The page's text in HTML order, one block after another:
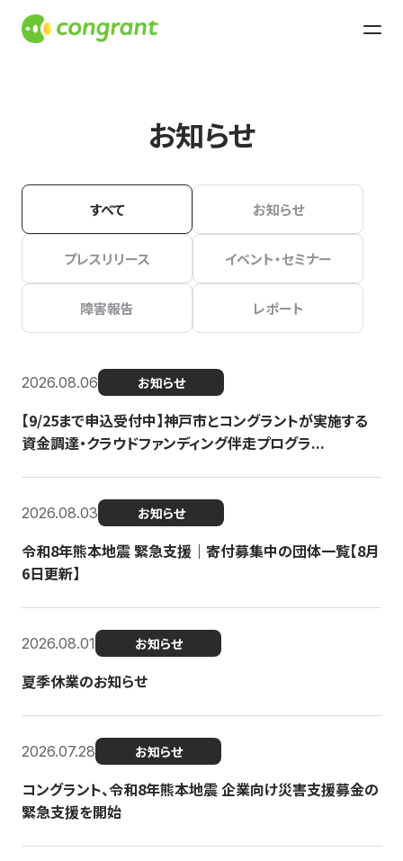
お知らせ
すべて お知らせ
プレスリリース イベント・セミナー
障害報告 レポート
2026.08.06 お知らせ
【9/25まで申込受付中】神戸市とコングラントが実施する
資金調達・クラウドファンディング伴走プログラ...
2026.08.03 お知らせ
令和8年熊本地震 緊急支援｜寄付募集中の団体一覧【8月
6日更新】
2026.08.01 お知らせ
夏季休業のお知らせ
2026.07.28 お知らせ
コングラント、令和8年熊本地震 企業向け災害支援募金の
緊急支援を開始